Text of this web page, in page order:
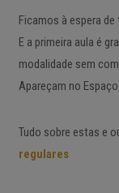
Ficamos à espera
E a primeira aula é
modalidade sem
Apareçam no
Tudo sobre estas e
regulares